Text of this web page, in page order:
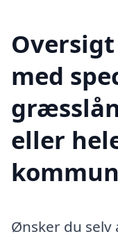
med
eller
Ønsker du selv